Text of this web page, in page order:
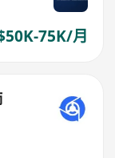
75K/月